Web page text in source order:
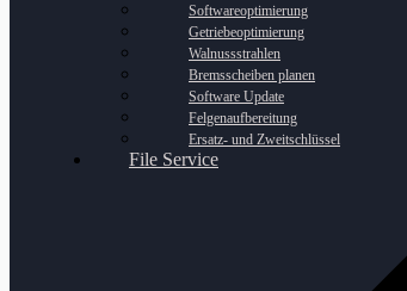
Softwareoptimierung
Getriebeoptimierung
Walnussstrahlen
Bremsscheiben planen
Software Update
Felgenaufbereitung
Ersatz- und Zweitschlüssel
File Service